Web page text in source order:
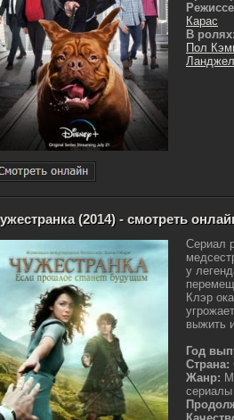
Карас
В ролях:
Пол
(2014) - смотреть
Сериал
у
Клэр
выжить
Год
Страна:
Жанр:
сериалы